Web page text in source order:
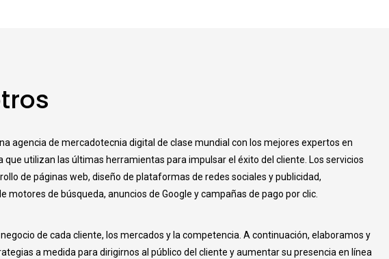
agencia de mercadotecnia digital de clase mundial con los mejores expertos en
que utilizan las últimas herramientas para impulsar el éxito del cliente. Los servicios
de páginas web, diseño de plataformas de redes sociales y publicidad,
motores de búsqueda, anuncios de Google y campañas de pago por clic.
de cada cliente, los mercados y la competencia. A continuación, elaboramos y
a medida para dirigirnos al público del cliente y aumentar su presencia en línea